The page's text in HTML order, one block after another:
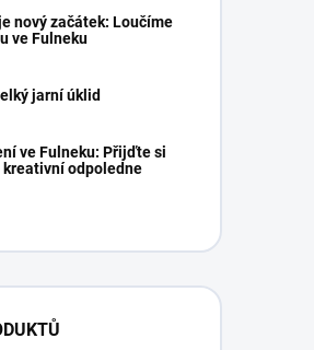
nový začátek: Loučíme
ve Fulneku
jarní úklid
ve Fulneku: Přijďte si
odpoledne